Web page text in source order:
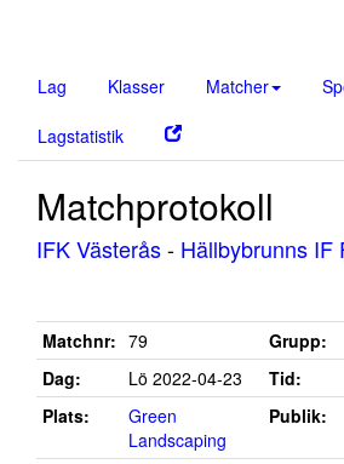
Lag Klasser Matcher
Lagstatistik
Matchprotokoll
IFK Västerås- Hällbybrunns IF
Matchnr: 79 Grupp:
Dag:
Lö 2022-04-23 Tid:
Plats:
Green
Landscaping
Publik: